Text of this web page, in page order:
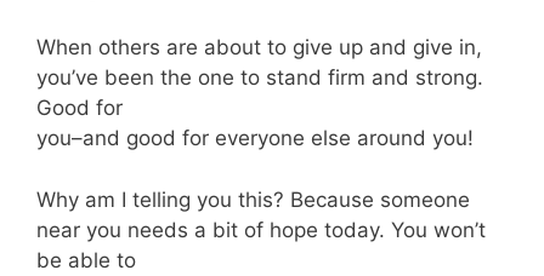
When others are about to give up and give in,
you’ve been the one to stand firm and strong.
Good for
you–and good for everyone else around you!
Why am I telling you this? Because someone
near you needs a bit of hope today. You won’t
be able to